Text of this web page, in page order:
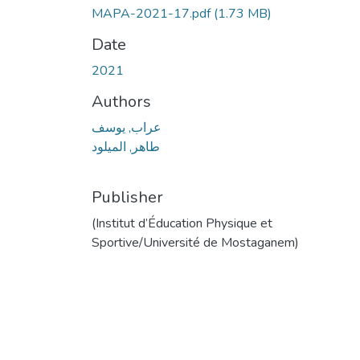
MAPA-2021-17.pdf(1.73 MB)
Date
2021
Authors
عراب, يوسف
طاهر, الميلود
Publisher
(Institut d’Éducation Physique et
Sportive/Université de Mostaganem)